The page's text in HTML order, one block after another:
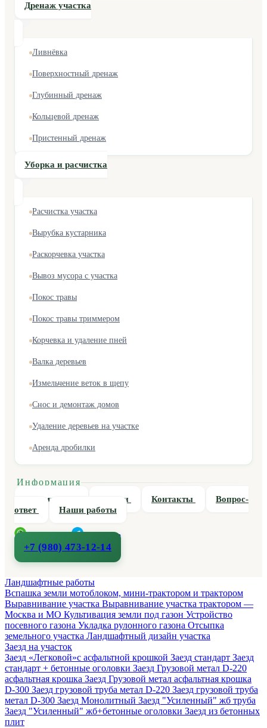
Дренаж участка
Ливнёвка
Поверхностный дренаж
Глубинный дренаж
Кольцевой дренаж
Пристенный дренаж
Уборка и расчистка
Расчистка участка
Вырубка кустарника
Раскорчевка участка
Вывоз мусора с участка
Покос травы
Покос травы триммером
Корчевка и удаление пней
Валка деревьев
Измельчение веток в щепу
Снос и демонтаж домов
Удаление деревьев на участке
Аренда дробилки
Информация
О компании Статьи Контакты
Вопрос-
ответ
Наши работы
Telegram
+7 (980) 473-12-14
Ландшафтные работы
Вспашка земли мотоблоком, мини-трактором и трактором
Выравнивание участка Выравнивание участка трактором —
Москва и МО Культивация земли под газон Устройство
посевного газона Укладка рулонного газона Отсыпка
земельного участка Ландшафтный дизайн участка
Заезд на участок
Заезд «Легковой»с асфальтной крошкой Заезд стандарт Заезд
стандарт + бетонные оголовки Заезд Грузовой метал D-220
асфальтная крошка Заезд Грузовой метал асфальтная крошка
D-300 Заезд грузовой труба метал D-220 Заезд грузовой труба
метал D-300 Заезд Монолитный Заезд "Усиленный" жб труба
Заезд "Усиленный" жб+бетонные оголовки Заезд из бетонных
плит